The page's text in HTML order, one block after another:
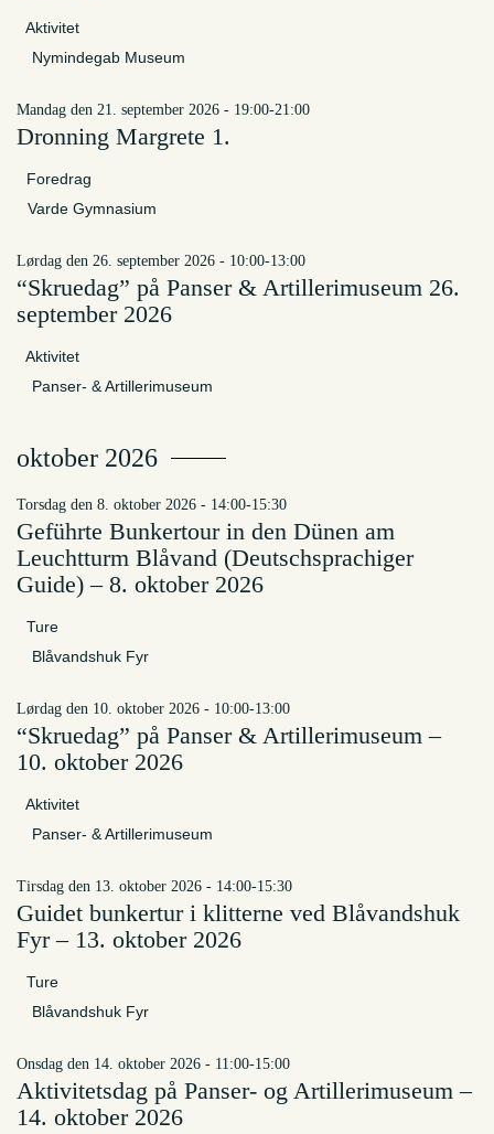
Aktivitet
Nymindegab Museum
mandag den 21. september 2026 - 19:00-21:00
Dronning Margrete 1.
Foredrag
Varde Gymnasium
lørdag den 26. september 2026 - 10:00-13:00
“Skruedag” på Panser & Artillerimuseum 26.
september 2026
Aktivitet
Panser- & Artillerimuseum
oktober 2026
torsdag den 8. oktober 2026 - 14:00-15:30
Geführte Bunkertour in den Dünen am
Leuchtturm Blåvand (Deutschsprachiger
Guide) – 8. oktober 2026
Ture
Blåvandshuk Fyr
lørdag den 10. oktober 2026 - 10:00-13:00
“Skruedag” på Panser & Artillerimuseum –
10. oktober 2026
Aktivitet
Panser- & Artillerimuseum
tirsdag den 13. oktober 2026 - 14:00-15:30
Guidet bunkertur i klitterne ved Blåvandshuk
Fyr – 13. oktober 2026
Ture
Blåvandshuk Fyr
onsdag den 14. oktober 2026 - 11:00-15:00
Aktivitetsdag på Panser- og Artillerimuseum –
14. oktober 2026